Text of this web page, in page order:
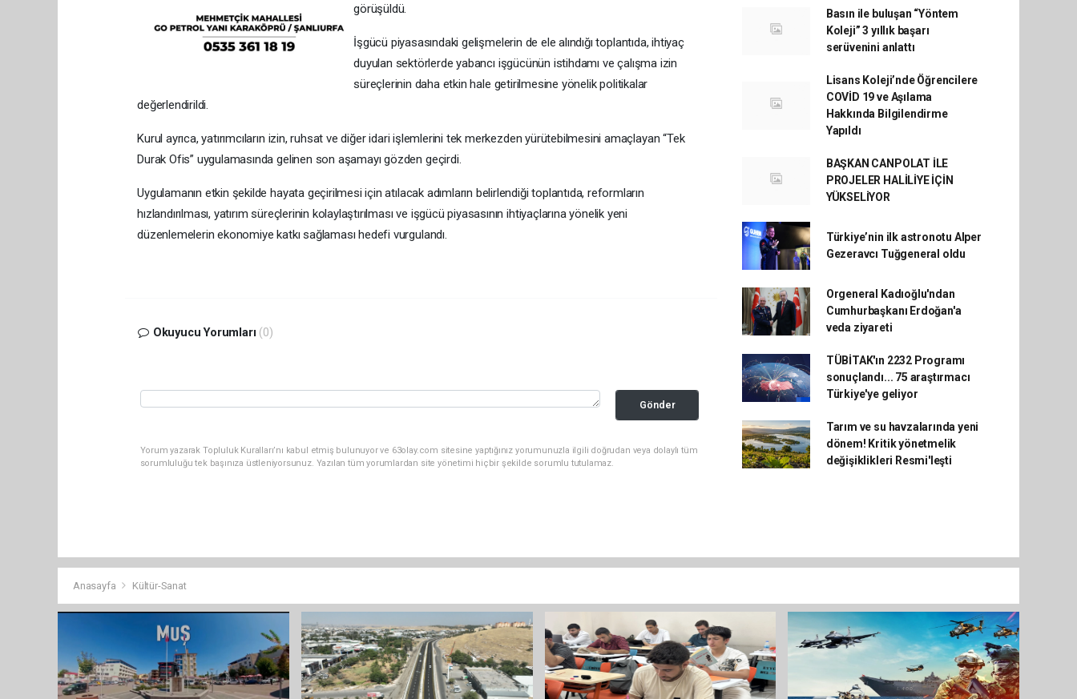
görüşüldü.
İşgücü piyasasındaki gelişmelerin de ele alındığı toplantıda, ihtiyaç
duyulan sektörlerde yabancı işgücünün istihdamı ve çalışma izin
süreçlerinin daha etkin hale getirilmesine yönelik politikalar
değerlendirildi.
Kurul ayrıca, yatırımcıların izin, ruhsat ve diğer idari işlemlerini tek merkezden yürütebilmesini amaçlayan “Tek
Durak Ofis” uygulamasında gelinen son aşamayı gözden geçirdi.
Uygulamanın etkin şekilde hayata geçirilmesi için atılacak adımların belirlendiği toplantıda, reformların
hızlandırılması, yatırım süreçlerinin kolaylaştırılması ve işgücü piyasasının ihtiyaçlarına yönelik yeni
düzenlemelerin ekonomiye katkı sağlaması hedefi vurgulandı.
Okuyucu Yorumları (0)
Gönder
Yorum yazarak Topluluk Kuralları’nı kabul etmiş bulunuyor ve 63olay.com sitesine yaptığınız yorumunuzla ilgili doğrudan veya dolaylı tüm
sorumluluğu tek başınıza üstleniyorsunuz. Yazılan tüm yorumlardan site yönetimi hiçbir şekilde sorumlu tutulamaz.
Basın ile buluşan “Yöntem
Koleji” 3 yıllık başarı
serüvenini anlattı
Lisans Koleji’nde Öğrencilere
COVİD 19 ve Aşılama
Hakkında Bilgilendirme
Yapıldı
BAŞKAN CANPOLAT İLE
PROJELER HALİLİYE İÇİN
YÜKSELİYOR
Türkiye’nin ilk astronotu Alper
Gezeravcı Tuğgeneral oldu
Orgeneral Kadıoğlu'ndan
Cumhurbaşkanı Erdoğan'a
veda ziyareti
TÜBİTAK'ın 2232 Programı
sonuçlandı... 75 araştırmacı
Türkiye'ye geliyor
Tarım ve su havzalarında yeni
dönem! Kritik yönetmelik
değişiklikleri Resmi'leşti
Anasayfa Kültür-Sanat